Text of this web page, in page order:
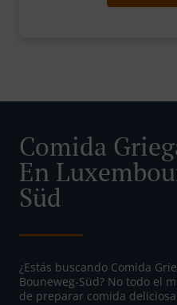
Comida
En
Süd
¿Estás buscando Comida
Bouneweg-Süd? No todo el
de preparar comida